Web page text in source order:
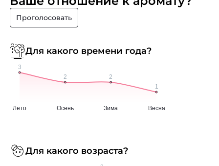
Проголосовать
Для какого времени года?
Для какого возраста?